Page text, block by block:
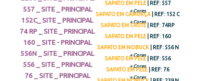
SAPATO EM PELE | REF: 557
+ Cores
SAPATO EM CAMURÇA | REF: 152 C
+ Cores
SAPATO EM CRUTE
| REF: 74RP
SAPATO EM PELE
| REF: 160
SAPATO EM NOBUCK | REF: 556 N
+ Cores
SAPATO EM PELE | REF: 556
+ Cores
SAPATO EM PELE | REF: 76
+ Cores